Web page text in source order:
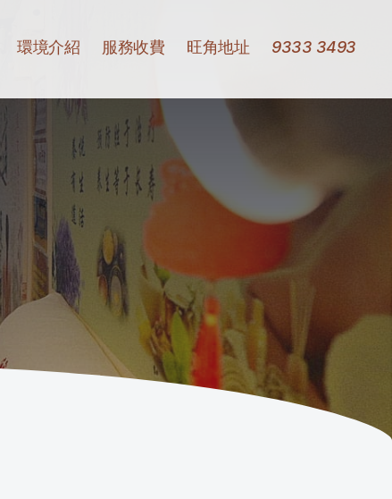
環境介紹 服務收費 旺角地址 9333 3493